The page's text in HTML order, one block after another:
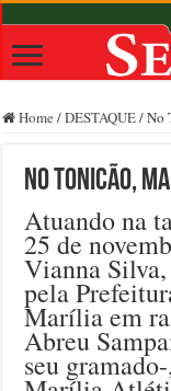
Home /DESTAQUE/No
No Tonicão,
Atuando na
25 de
Vianna Silva,
pela
Marília em
Abreu
seu